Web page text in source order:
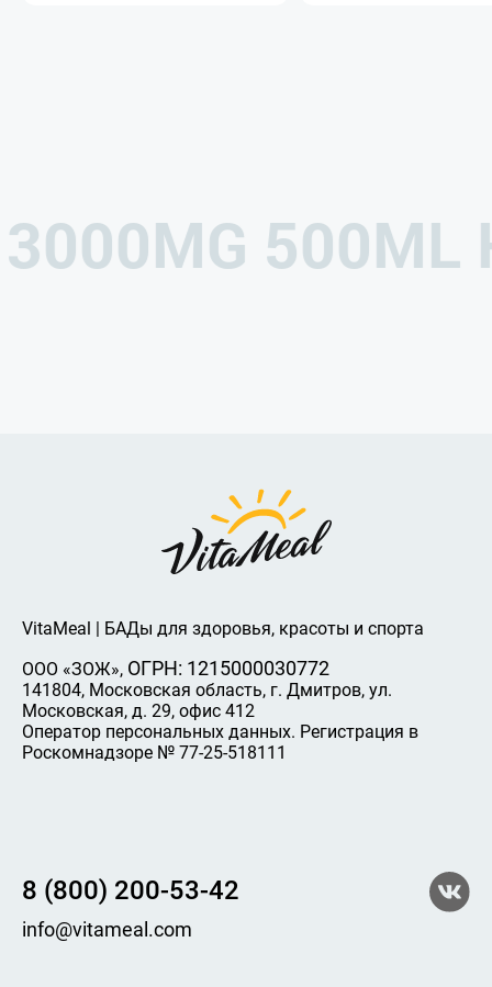
3000MG
VitaMeal | БАДы для здоровья, красоты и спорта
ООО «ЗОЖ», ОГРН: 1215000030772
141804, Московская область, г. Дмитров, ул.
Московская, д. 29, офис 412
Оператор персональных данных. Регистрация в
Роскомнадзоре № 77-25-518111
8 (800) 200-53-42
info@vitameal.com